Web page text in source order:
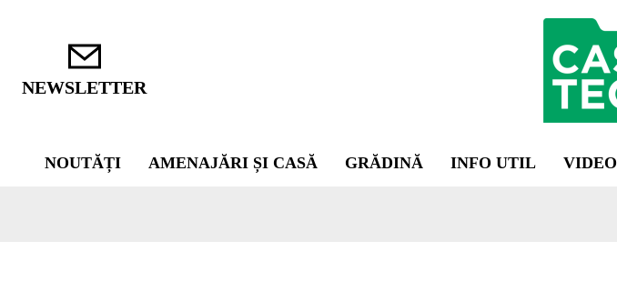
NEWSLETTER
NOUTĂȚI AMENAJĂRI ȘI CASĂ GRĂDINĂ INFO UTIL VIDEO